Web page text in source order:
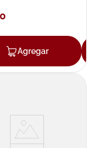
Agregar
Agregar